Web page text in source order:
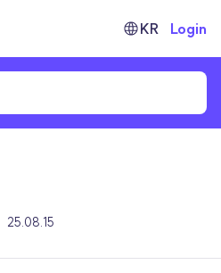
KR Login
25.08.15